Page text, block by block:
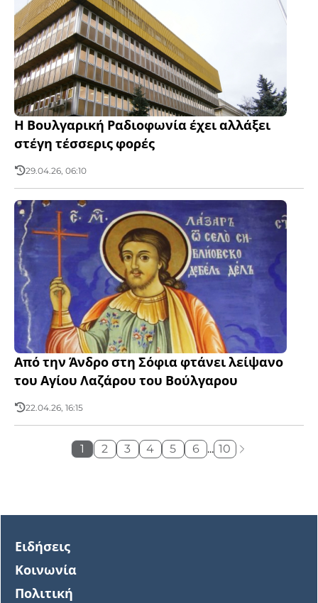
Η Βουλγαρική Ραδιοφωνία έχει αλλάξει
στέγη τέσσερις φορές
29.04.26, 06:10
Από την Άνδρο στη Σόφια φτάνει λείψανο
του Αγίου Λαζάρου του Βούλγαρου
22.04.26, 16:15
1 2 3 4 5 6 ... 10
Ειδήσεις
Κοινωνία
Πολιτική